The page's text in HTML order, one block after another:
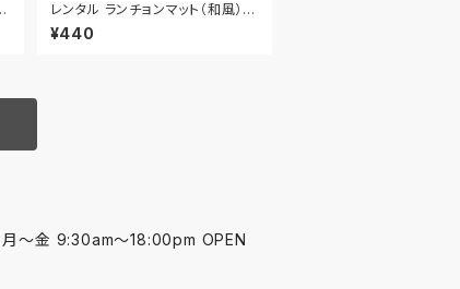
レンタル ランチョンマット（和風） 4
2cm｜MAW025
¥440
〜金 9:30am〜18:00pm OPEN